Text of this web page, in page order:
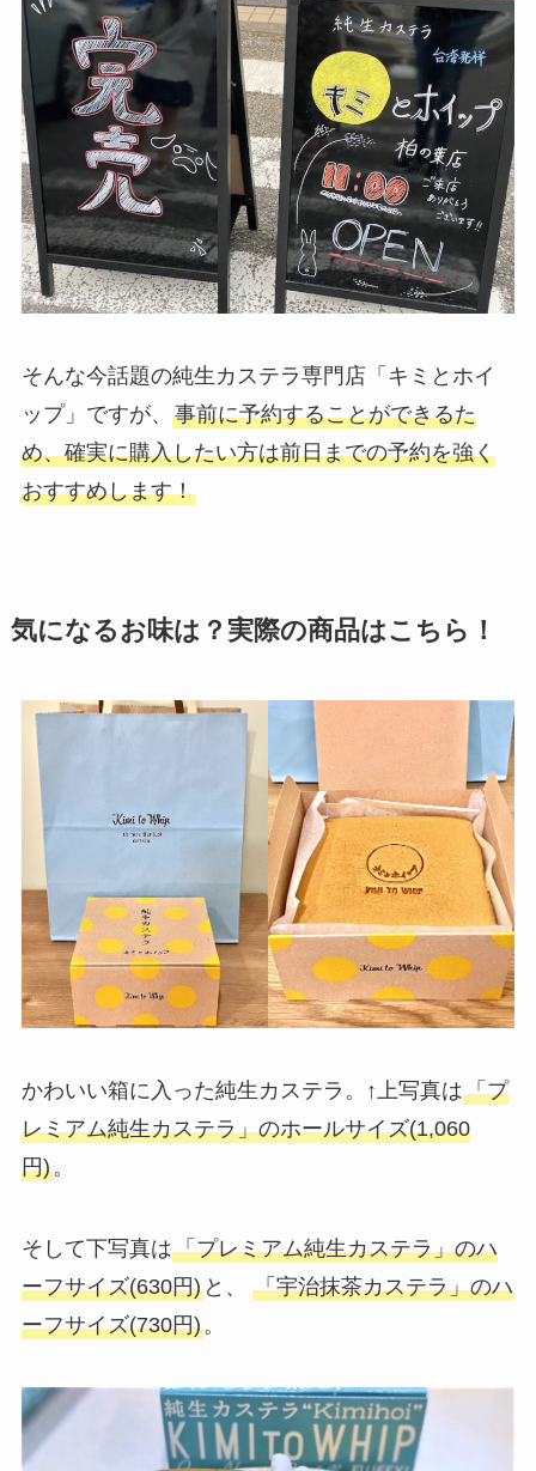
そんな今話題の純生カステラ専門店「キミとホイ
ップ」ですが、 事前に予約することができるた
め、確実に購入したい方は前日までの予約を強く
おすすめします！
気になるお味は？実際の商品はこちら！
かわいい箱に入った純生カステラ。↑上写真は「プ
レミアム純生カステラ」のホールサイズ(1,060
円)。
そして下写真は「プレミアム純生カステラ」のハ
ーフサイズ(630円)と、 「宇治抹茶カステラ」のハ
ーフサイズ(730円)。